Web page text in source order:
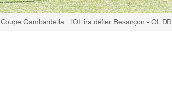
Coupe Gambardella : l’OL ira défier Besançon - OL DR